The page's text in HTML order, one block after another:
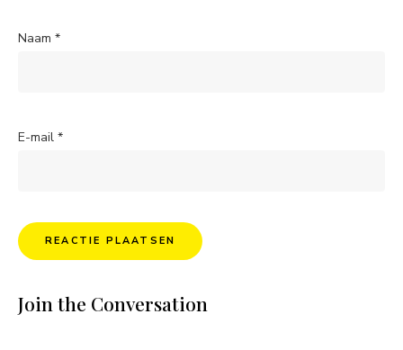
Naam *
E-mail *
Join the Conversation